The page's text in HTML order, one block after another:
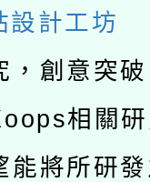
師名單
學軟體
函釋公
請許可
署委託
設計工坊
，創意突
相關
能將所研